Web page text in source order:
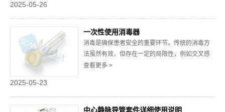
解析桡动脉导管鞘尺寸选择指南，帮助医护人员
更好地掌握这...
2025-05-26
一次性使用消毒器
消毒是确保患者安全的重要环节。传统的消毒方
法虽然有效，但存在一定的局限性，例如交叉感
染的风险、操作复杂性以及时间成本等。一次性
“一次性使用消毒器”一次性使用消毒器是一种专门
设计用于一次性使用的消毒工具，主要用于对医
查看更多 >
2025-05-23
中心静脉导管套件详细使用说明